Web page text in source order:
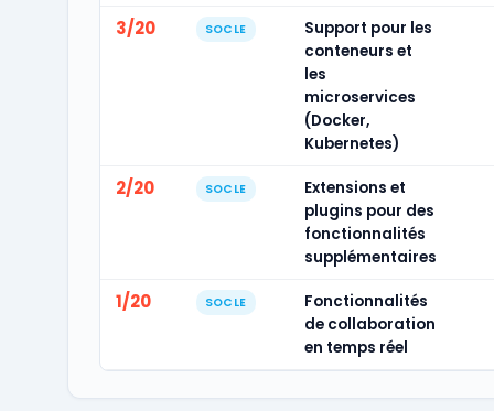
3/20 SOCLE
Support pour les
conteneurs et
les
microservices
(Docker,
Kubernetes)
2/20 SOCLE
Extensions et
plugins pour des
fonctionnalités
supplémentaires
1/20 SOCLE
Fonctionnalités
de collaboration
en temps réel